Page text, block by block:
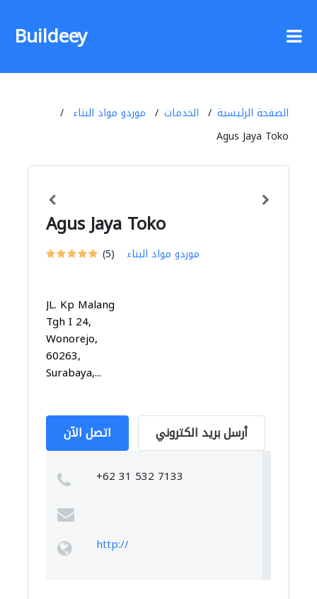
Buildeey
الصفحة الرئيسية الخدمات
موردو مواد البناء
Agus Jaya Toko
Agus Jaya Toko
(5) موردو مواد البناء
JL. Kp Malang
Tgh I 24,
Wonorejo,
60263,
Surabaya,...
اتصل الآن أرسل بريد الكتروني
+62 31 532 7133
http://